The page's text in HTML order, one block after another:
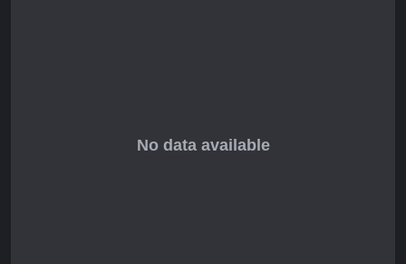
fans del género comprometidos.